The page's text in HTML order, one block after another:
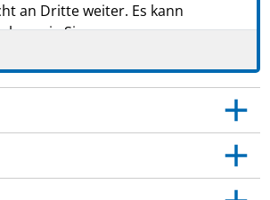
an Dritte weiter. Es kann
wie Sie.
Abschnitt 4.